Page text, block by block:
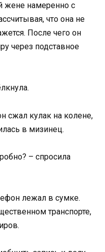
жене намеренно с
что она не
После чего он
через подставное
сжал кулак на колене,
в мизинец.
– спросила
лежал в сумке.
транспорте,